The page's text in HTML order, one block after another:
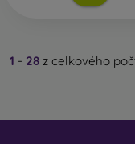
1 - 28 z celkového